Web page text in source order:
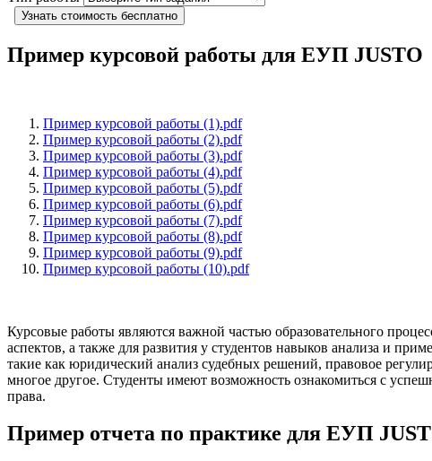
Узнать стоимость бесплатно
Пример курсовой работы для ЕУП JUSTO
Пример курсовой работы (1).pdf
Пример курсовой работы (2).pdf
Пример курсовой работы (3).pdf
Пример курсовой работы (4).pdf
Пример курсовой работы (5).pdf
Пример курсовой работы (6).pdf
Пример курсовой работы (7).pdf
Пример курсовой работы (8).pdf
Пример курсовой работы (9).pdf
Пример курсовой работы (10).pdf
Курсовые работы являются важной частью образовательного
аспектов, а также для развития у студентов навыков анализа и
такие как юридический анализ судебных решений, правовое
многое другое. Студенты имеют возможность ознакомиться с
права.
Пример отчета по практике для ЕУП